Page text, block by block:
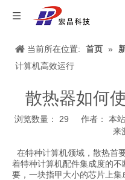
当前所在位置: 首页 »
计算机高效运行
散热器如何
浏览数量： 29 作者： 本
来
在特种计算机领域，散热首
着特种计算机配件集成度的
要，一块指甲大小的芯片上